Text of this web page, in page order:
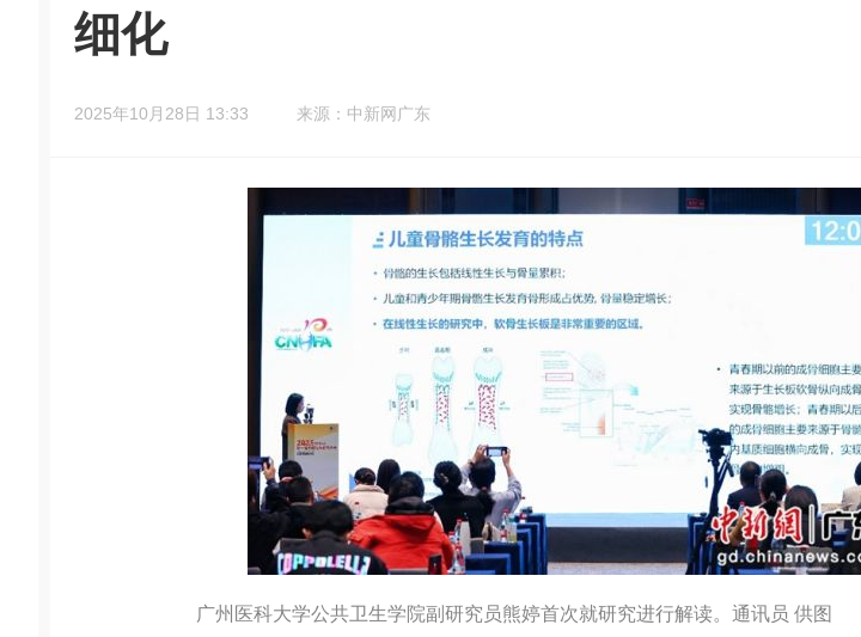
细化
2025年10月28日 13:33 来源：中新网广东
广州医科大学公共卫生学院副研究员熊婷首次就研究进行解读。通讯员 供图